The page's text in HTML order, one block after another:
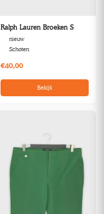
Ralph Lauren Broeken S
nieuw
Schoten
€40,00
Bekijk